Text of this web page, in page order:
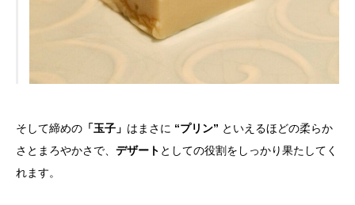
そして締めの 「玉子」 はまさに “プリン” といえるほどの柔らか
さとまろやかさで、 デザート としての役割をしっかり果たしてく
れます。